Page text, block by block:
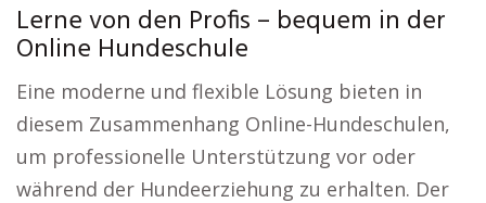
Lerne von den Profis – bequem in der
Online Hundeschule
Eine moderne und flexible Lösung bieten in
diesem Zusammenhang Online-Hundeschulen,
um professionelle Unterstützung vor oder
während der Hundeerziehung zu erhalten. Der